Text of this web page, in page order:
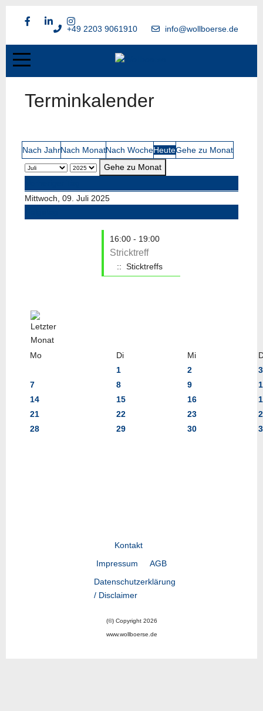
+49 2203 9061910 info@wollboerse.de
Terminkalender
Nach JahrNach MonatNach WocheHeuteGehe zu Monat
Gehe zu Monat
Mittwoch, 09. Juli 2025
16:00 - 19:00
Stricktreff
:: Sticktreffs
Mo Di Mi
1
2
3
7
8 9
14
15 16
21
22 23
28
29 30
Kontakt
Impressum
AGB
Datenschutzerklärung
/ Disclaimer
(©) Copyright 2026
www.wollboerse.de